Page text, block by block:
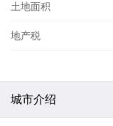
土地面积
地产税
城市介绍